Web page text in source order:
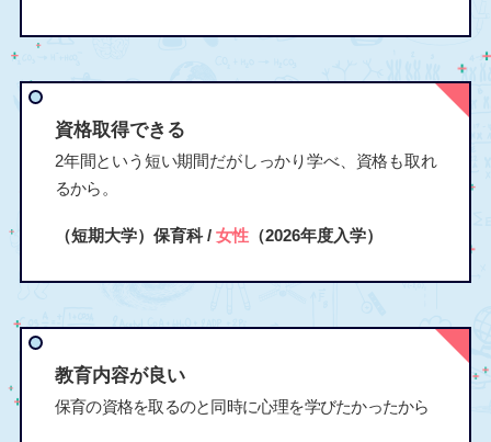
資格取得できる
2年間という短い期間だがしっかり学べ、資格も取れ
るから。
（短期大学）保育科 / 女性（2026年度入学）
教育内容が良い
保育の資格を取るのと同時に心理を学びたかったから